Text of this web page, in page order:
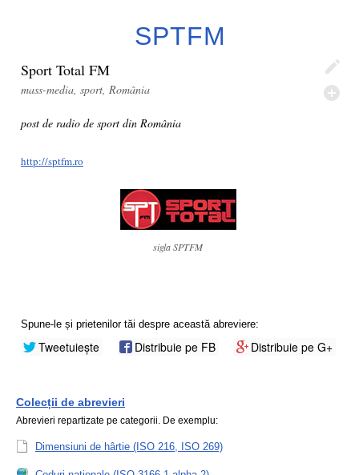
SPTFM
Sport Total FM
mass-media, sport, România
post de radio de sport din România
http://sptfm.ro
sigla SPTFM
Spune-le și prietenilor tăi despre această abreviere:
Tweetuiește Distribuie pe FB Distribuie pe G+
Colecții de abrevieri
Abrevieri repartizate pe categorii. De exemplu:
Dimensiuni de hârtie (ISO 216, ISO 269)